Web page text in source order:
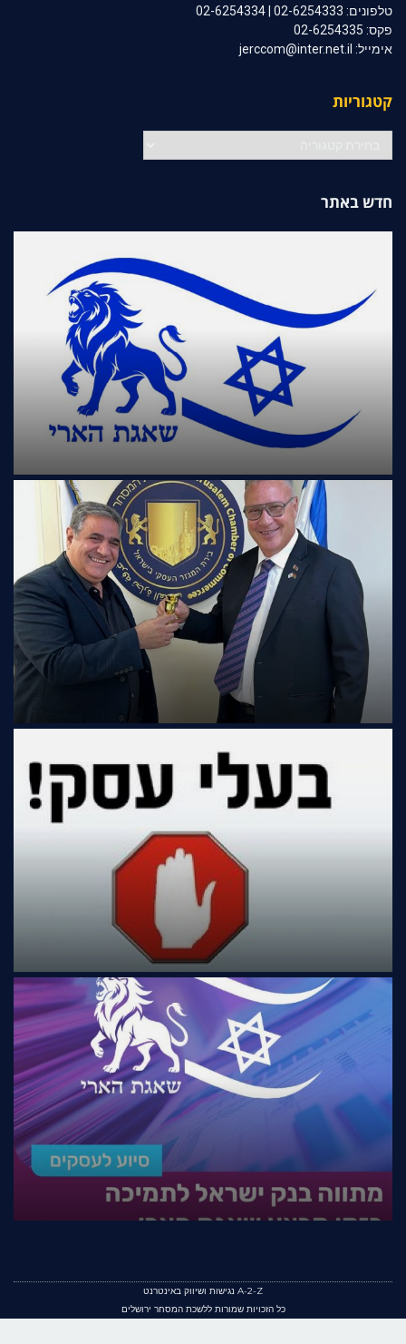
טלפונים: 02-6254333 | 02-6254334
פקס: 02-6254335
אימייל: jerccom@inter.net.il
קטגוריות
חדש באתר
A-2-Z נגישות ושיווק באינטרנט
כל הזכויות שמורות ללשכת המסחר ירושלים